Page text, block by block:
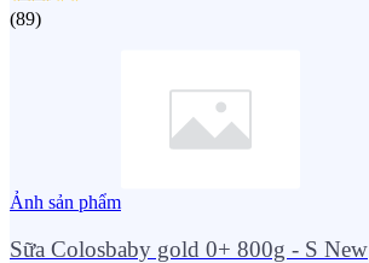
(89)
Ảnh sản phẩm
Sữa Colosbaby gold 0+ 800g - S New